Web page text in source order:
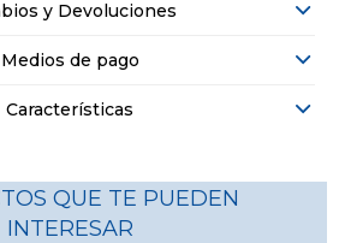
y Devoluciones
Medios de pago
Características
QUE TE PUEDEN
INTERESAR